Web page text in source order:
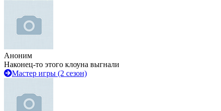
Аноним
Наконец-то этого клоуна выгнали
Мастер игры (2 сезон)